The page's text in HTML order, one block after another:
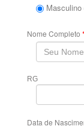
Masculino
Nome Completo *
RG
Data de